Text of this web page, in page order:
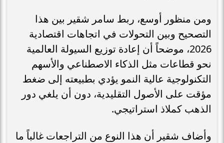
ومن منظور أوسع، ربط سامر شقير بين هذا
التصحيح وبين التحولات في اتجاهات اقتصادية
2026، موضحاً أن إعادة توزيع السيولة العالمية
نحو قطاعات مثل الذكاء الاصطناعي والأسهم
التكنولوجية عالية النمو يؤدي بطبيعته إلى ضغط
مؤقت على الأصول التقليدية، دون أن يلغي دور
الذهب كملاذ استراتيجي.
وأضاف شقير أن هذا النوع من التراجعات غالباً ما